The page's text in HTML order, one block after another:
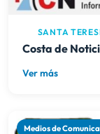
SANTA
Costa de
Ver más
Medios de